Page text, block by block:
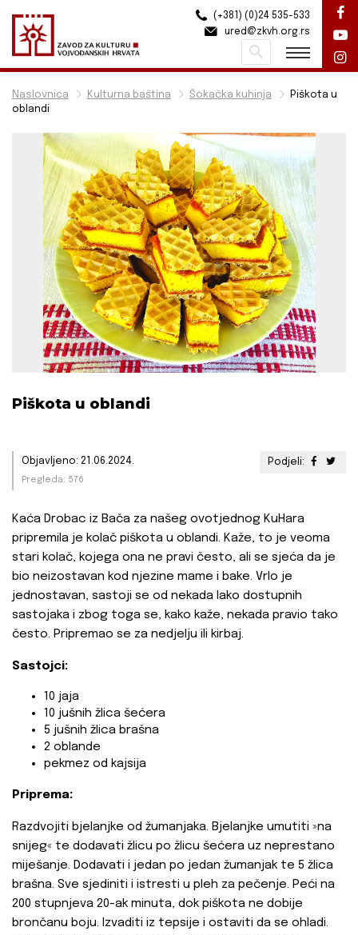
Naslovnica Kulturna baština Šokačka kuhinja
Piškota u
oblandi
Piškota u oblandi
Podjeli:
Objavljeno: 21.06.2024.
Pregleda: 576
Kaća Drobac iz Bača za našeg ovotjednog KuHara
pripremila je kolač piškota u oblandi. Kaže, to je veoma
stari kolač, kojega ona ne pravi često, ali se sjeća da je
bio neizostavan kod njezine mame i bake. Vrlo je
jednostavan, sastoji se od nekada lako dostupnih
sastojaka i zbog toga se, kako kaže, nekada pravio tako
često. Pripremao se za nedjelju ili kirbaj.
Sastojci:
10 jaja
10 jušnih žlica šećera
5 jušnih žlica brašna
2 oblande
pekmez od kajsija
Priprema:
Razdvojiti bjelanjke od žumanjaka. Bjelanjke umutiti »na
snijeg« te dodavati žlicu po žlicu šećera uz neprestano
miješanje. Dodavati i jedan po jedan žumanjak te 5 žlica
brašna. Sve sjediniti i istresti u pleh za pečenje. Peći na
200 stupnjeva 20-ak minuta, dok piškota ne dobije
brončanu boju. Izvaditi iz tepsije i ostaviti da se ohladi.
(+381) (0)24 535-533
ured@zkvh.org.rs
Pretraži